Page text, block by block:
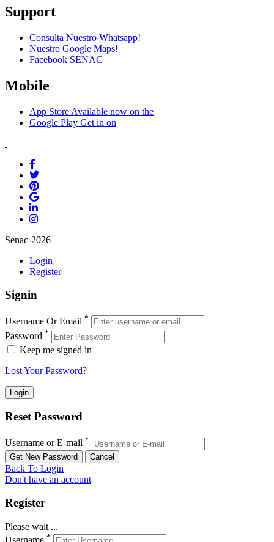
Support
Consulta Nuestro Whatsapp!
Nuestro Google Maps!
Facebook SENAC
Mobile
App Store Available now on the
Google Play Get in on
Senac-2026
Login
Register
Signin
Username Or Email *
Password *
Keep me signed in
Lost Your Password?
Reset Password
Username or E-mail *
Back To Login
Don't have an account
Register
Please wait ...
*